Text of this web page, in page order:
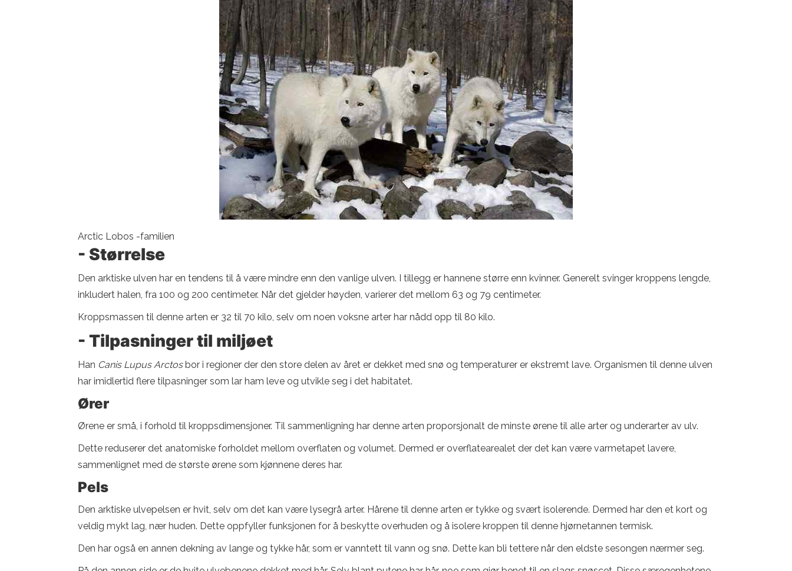
Arctic Lobos -familien
- Størrelse
Den arktiske ulven har en tendens til å være mindre enn den vanlige ulven. I tillegg er hannene større enn kvinner. Generelt svinger kroppens lengde,
inkludert halen, fra 100 og 200 centimeter. Når det gjelder høyden, varierer det mellom 63 og 79 centimeter.
Kroppsmassen til denne arten er 32 til 70 kilo, selv om noen voksne arter har nådd opp til 80 kilo.
- Tilpasninger til miljøet
Han Canis Lupus Arctosbor i regioner der den store delen av året er dekket med snø og temperaturer er ekstremt lave. Organismen til denne ulven
har imidlertid flere tilpasninger som lar ham leve og utvikle seg i det habitatet.
Ører
Ørene er små, i forhold til kroppsdimensjoner. Til sammenligning har denne arten proporsjonalt de minste ørene til alle arter og underarter av ulv.
Dette reduserer det anatomiske forholdet mellom overflaten og volumet. Dermed er overflatearealet der det kan være varmetapet lavere,
sammenlignet med de største ørene som kjønnene deres har.
Pels
Den arktiske ulvepelsen er hvit, selv om det kan være lysegrå arter. Hårene til denne arten er tykke og svært isolerende. Dermed har den et kort og
veldig mykt lag, nær huden. Dette oppfyller funksjonen for å beskytte overhuden og å isolere kroppen til denne hjørnetannen termisk.
Den har også en annen dekning av lange og tykke hår, som er vanntett til vann og snø. Dette kan bli tettere når den eldste sesongen nærmer seg.